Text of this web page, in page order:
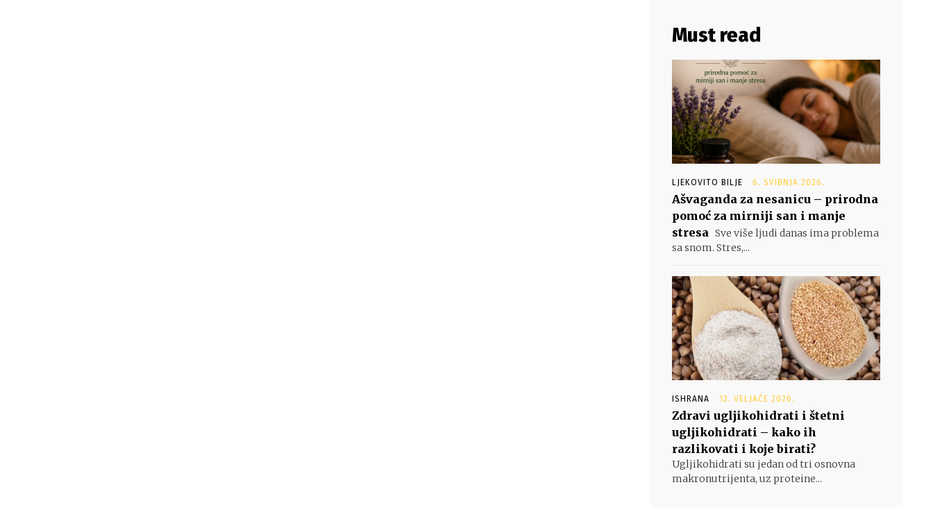
Must read
LJEKOVITO BILJE 6. SVIBNJA 2026.
Ašvaganda za nesanicu – prirodna
pomoć za mirniji san i manje
stresa Sve više ljudi danas ima problema
sa snom. Stres,...
ISHRANA 12. VELJAČE 2026.
Zdravi ugljikohidrati i štetni
ugljikohidrati – kako ih
razlikovati i koje birati?
Ugljikohidrati su jedan od tri osnovna
makronutrijenta, uz proteine...